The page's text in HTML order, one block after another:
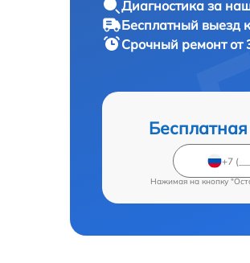
Диагностика за
Бесплатный выезд
Срочный ремонтот
Нажимая на кнопку